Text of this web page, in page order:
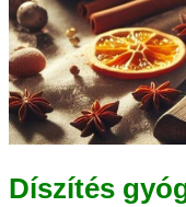
Díszítés